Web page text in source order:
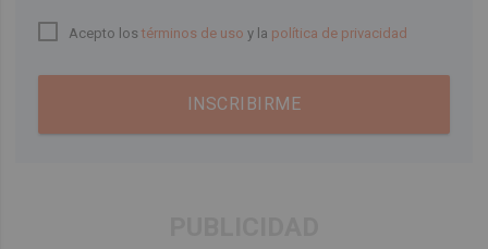
Acepto lostérminos de uso y la política de privacidad
INSCRIBIRME